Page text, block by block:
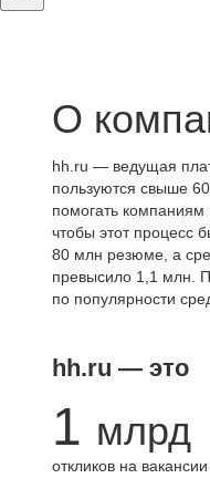
О
hh.ru — ведущая
пользуются свыше
помогать компаниям
чтобы этот процесс
80 млн резюме, а
превысило 1,1 млн.
по популярности
hh.ru — это
1 млрд
откликов на вакансии